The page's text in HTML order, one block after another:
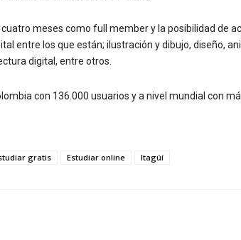
meses como full member y la posibilidad de
entre los que están; ilustración y dibujo, diseño,
digital, entre otros.
con 136.000 usuarios y a nivel mundial con
gratis Estudiar online Itagüí